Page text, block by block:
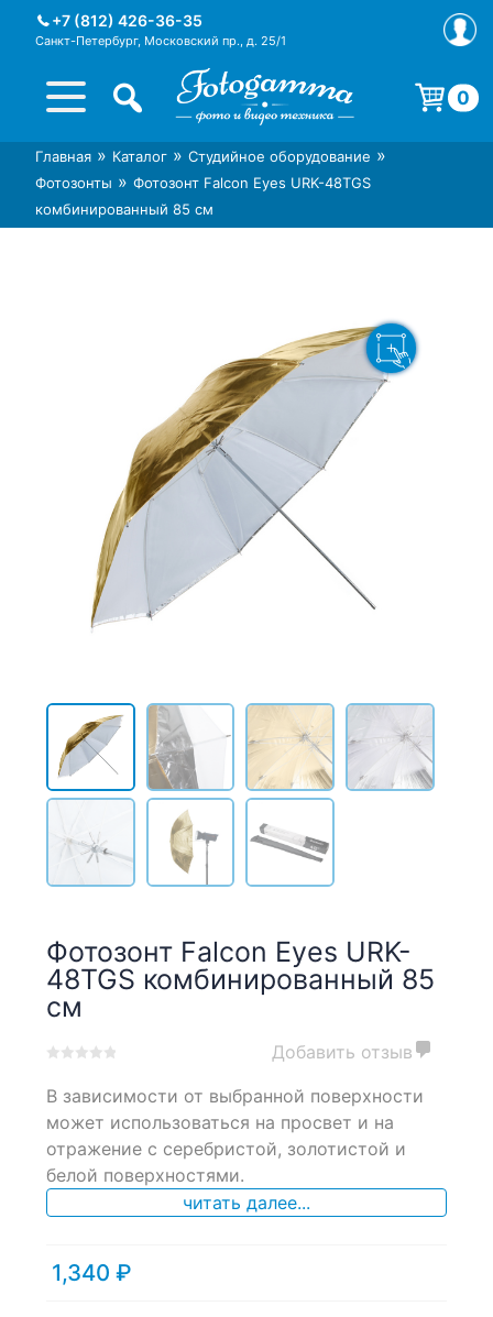
+7 (812) 426-36-35
Санкт-Петербург, Московский пр., д. 25/1
Интернет-магазин фототехники
Foto-Gamma в СПб
Магазин фотоаксессуаров foto-
gamma.ru
0
Корзина пуста.
Главная » Каталог » Студийное оборудование »
Фотозонты » Фотозонт Falcon Eyes URK-48TGS
комбинированный 85 см
Фотозонт Falcon Eyes URK-
48TGS комбинированный 85
см
out
on
customer
ratings
Добавить отзыв
В зависимости от выбранной поверхности
может использоваться на просвет и на
отражение с серебристой, золотистой и
белой поверхностями.
читать далее...
1,340 ₽